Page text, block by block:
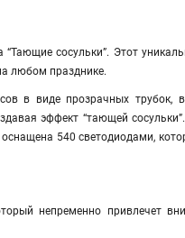
сосульки”. Этот
любом празднике.
в виде прозрачных трубок,
эффект “тающей
540 светодиодами,
непременно привлечет